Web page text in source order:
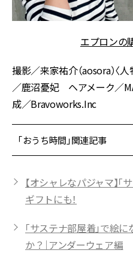
エプロンの
撮影／来家祐介（aosora）〈
／鹿沼憂妃 ヘアメーク／
成／Bravoworks.Inc
「おうち時間」関連記事
【オシャレなパジャマ】
ギフトにも！
「サステナ部屋着」で絵
か？｜アンダーウェア編